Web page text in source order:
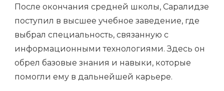
После окончания средней школы, Саралидзе
поступил в высшее учебное заведение, где
выбрал специальность, связанную с
информационными технологиями. Здесь он
обрел базовые знания и навыки, которые
помогли ему в дальнейшей карьере.